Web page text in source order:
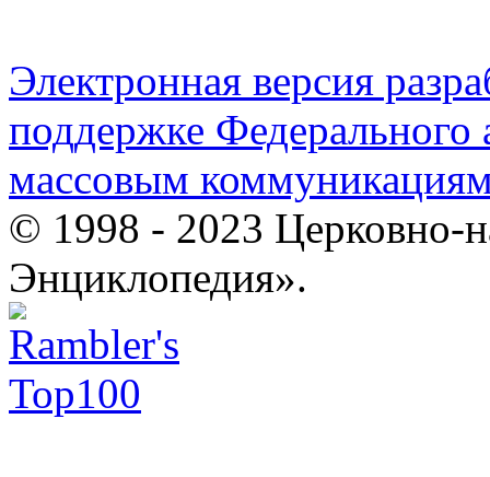
Электронная версия
поддержке Федерального
массовым
© 1998 - 2023 Церковно-
Энциклопедия».